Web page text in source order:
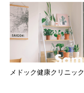
メドック健康クリニック